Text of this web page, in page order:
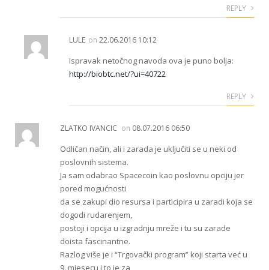
REPLY
LULE on 22.06.2016 10:12
Ispravak netočnog navoda ova je puno bolja:
http://biobtc.net/?ui=40722
REPLY
ZLATKO IVANCIC on 08.07.2016 06:50
Odličan način, ali i zarada je uključiti se u neki od
poslovnih sistema.
Ja sam odabrao Spacecoin kao poslovnu opciju jer
pored mogućnosti
da se zakupi dio resursa i participira u zaradi koja se
dogodi rudarenjem,
postoji i opcija u izgradnju mreže i tu su zarade
doista fascinantne.
Razlog više je i “Trgovački program” koji starta već u
9. mjesecu i to je za